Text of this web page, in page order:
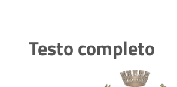
Testo completo